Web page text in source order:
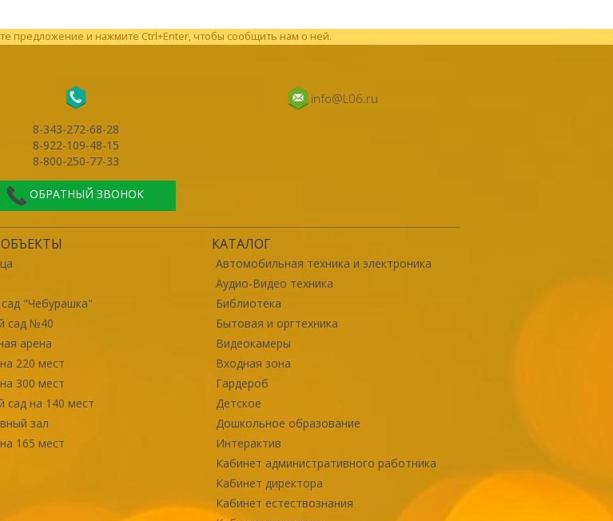
предложение и нажмите Ctrl+Enter, чтобы сообщить нам о ней.
8-343-272-68-28
8-922-109-48-15
8-800-250-77-33
ОБРАТНЫЙ ЗВОНОК
info@L06.ru
сад "Чебурашка"
сад №40
арена
220 мест
300 мест
сад на 140 мест
зал
165 мест
КАТАЛОГ
Автомобильная техника и электроника
Аудио-Видео техника
Библиотека
Бытовая и оргтехника
Видеокамеры
Входная зона
Гардероб
Детское
Дошкольное образование
Интерактив
Кабинет административного работника
Кабинет директора
Кабинет естествознания